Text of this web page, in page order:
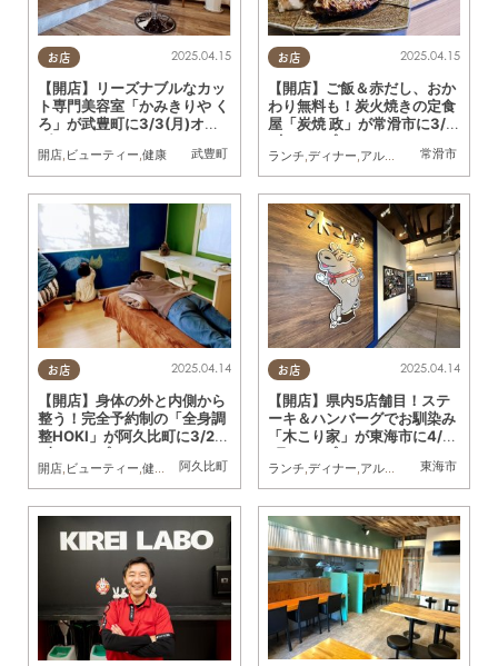
お店
武豊町
2025.04.15
【開店】リーズナブルなカッ
ト専門美容室「かみきりや く
ろ」が武豊町に3/3(月)オー
開店, ビューティー,健康
お店
常滑市
2025.04.15
【開店】ご飯＆赤だし、おか
わり無料も！炭火焼きの定食
屋「炭焼 政」が常滑市に3/5
(水)オープン
ランチ,ディナー,アルコール ,開店,観光
お店
阿久比町
2025.04.14
【開店】身体の外と内側から
整う！完全予約制の「全身調
整HOKI」が阿久比町に3/22
(土) オープン
開店 ビューティー 健康 親子,おひとりさま
お店
東海市
2025.04.14
【開店】県内5店舗目！ステ
ーキ＆ハンバーグでお馴染み
「木こり家」が東海市に4/14
(月)オープン
ランチ ディナー アルコール ,開店,夫婦